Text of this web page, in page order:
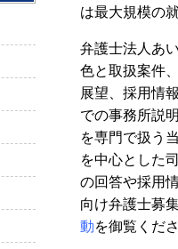
は最大規模の
弁護士法人あ
色と取扱案件
展望、採用情
での事務所説
を専門で扱う
を中心とした
の回答や採用
向け弁護士募
動を御覧くだ